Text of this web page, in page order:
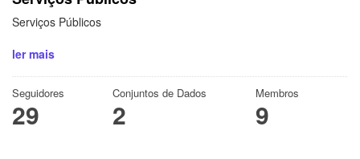
Serviços Públicos
ler mais
Seguidores
29
Conjuntos de Dados
2
Membros
9